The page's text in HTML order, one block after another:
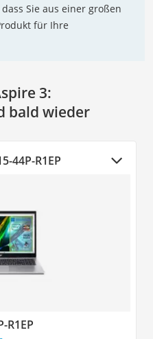
Sie aus einer großen
für Ihre
3:
bald wieder
44P-R1EP
R1EP